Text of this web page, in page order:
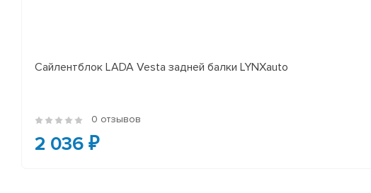
Сайлентблок LADA Vesta задней балки LYNXauto
0 отзывов
2 036 ₽